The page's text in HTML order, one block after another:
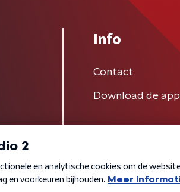
Info
Contact
Download de app
Privacybeleid